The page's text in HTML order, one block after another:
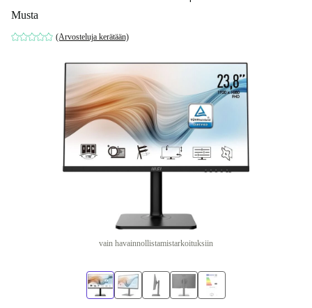
Musta
(Arvosteluja kerätään)
vain havainnollistamistarkoituksiin